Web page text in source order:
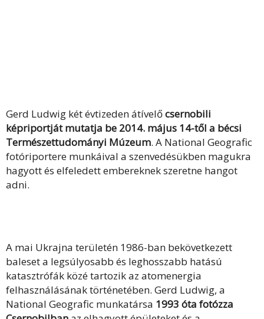
Gerd Ludwig két évtizeden átívelőcsernobili
képriportját mutatja be 2014. május 14-től a bécsi
Természettudományi Múzeum. A National Geografic
fotóriportere munkáival a szenvedésükben magukra
hagyott és elfeledett embereknek szeretne hangot
adni.
A mai Ukrajna területén 1986-ban bekövetkezett
baleset a legsúlyosabb és leghosszabb hatású
katasztrófák közé tartozik az atomenergia
felhasználásának történetében. Gerd Ludwig, a
National Geografic munkatársa 1993 óta fotózza